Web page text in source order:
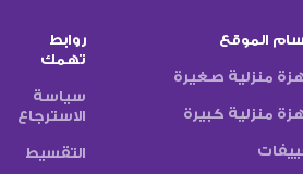
الموقع
منزلية صغيرة
منزلية كبيرة
روابط
تهمك
سياسة
الاسترجاع
التقسيط